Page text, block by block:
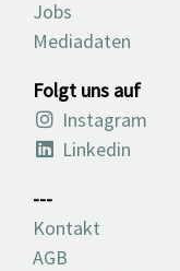
Jobs
Mediadaten
Folgt uns auf
Instagram
Linkedin
---
Kontakt
AGB